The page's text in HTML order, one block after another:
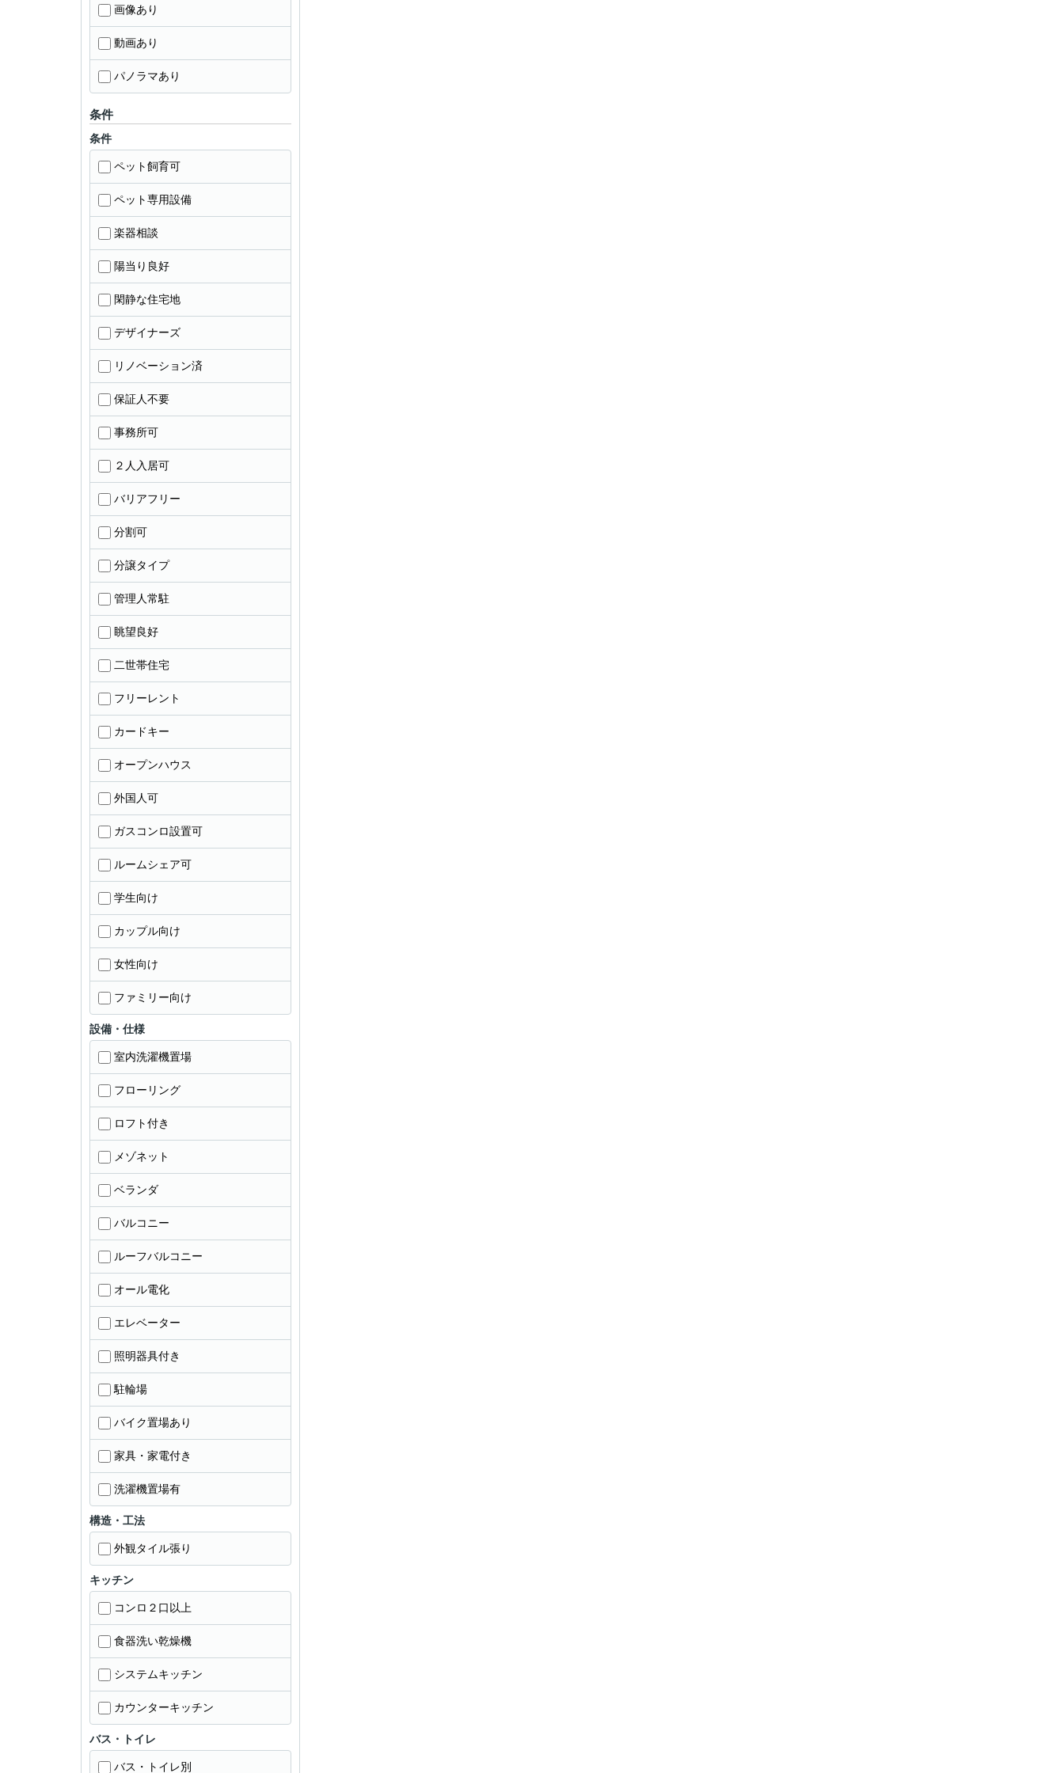
画像あり
動画あり
パノラマあり
条件
条件
ペット飼育可
ペット専用設備
楽器相談
陽当り良好
閑静な住宅地
デザイナーズ
リノベーション済
保証人不要
事務所可
２人入居可
バリアフリー
分割可
分譲タイプ
管理人常駐
眺望良好
二世帯住宅
フリーレント
カードキー
オープンハウス
外国人可
ガスコンロ設置可
ルームシェア可
学生向け
カップル向け
女性向け
ファミリー向け
設備・仕様
室内洗濯機置場
フローリング
ロフト付き
メゾネット
ベランダ
バルコニー
ルーフバルコニー
オール電化
エレベーター
照明器具付き
駐輪場
バイク置場あり
家具・家電付き
洗濯機置場有
構造・工法
外観タイル張り
キッチン
コンロ２口以上
食器洗い乾燥機
システムキッチン
カウンターキッチン
バス・トイレ
バス・トイレ別